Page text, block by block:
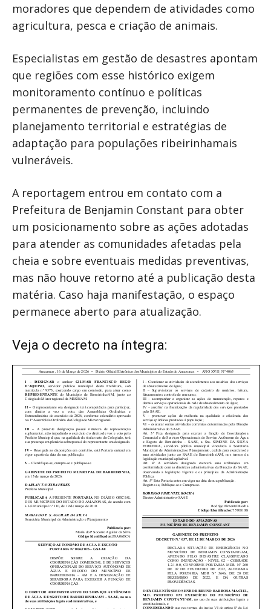
moradores que dependem de atividades como
agricultura, pesca e criação de animais.
Especialistas em gestão de desastres apontam
que regiões com esse histórico exigem
monitoramento contínuo e políticas
permanentes de prevenção, incluindo
planejamento territorial e estratégias de
adaptação para populações ribeirinhamais
vulneráveis.
A reportagem entrou em contato com a
Prefeitura de Benjamin Constant para obter
um posicionamento sobre as ações adotadas
para atender as comunidades afetadas pela
cheia e sobre eventuais medidas preventivas,
mas não houve retorno até a publicação desta
matéria. Caso haja manifestação, o espaço
permanece aberto para atualização.
Veja o decreto na íntegra: